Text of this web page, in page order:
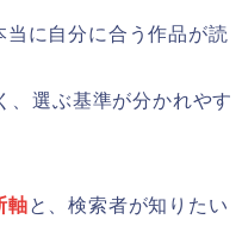
に自分に合う作品が読
、選ぶ基準が分かれやす
軸と、検索者が知りたい